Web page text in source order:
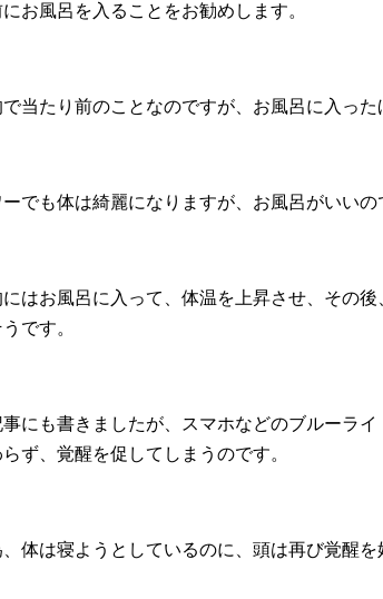
お風呂を入ることをお勧めします。
当たり前のことなのですが、お風呂に入った
ーでも体は綺麗になりますが、お風呂がいいの
にはお風呂に入って、体温を上昇させ、その
です。
事にも書きましたが、スマホなどのブルーラ
らず、覚醒を促してしまうのです。
体は寝ようとしているのに、頭は再び覚醒を